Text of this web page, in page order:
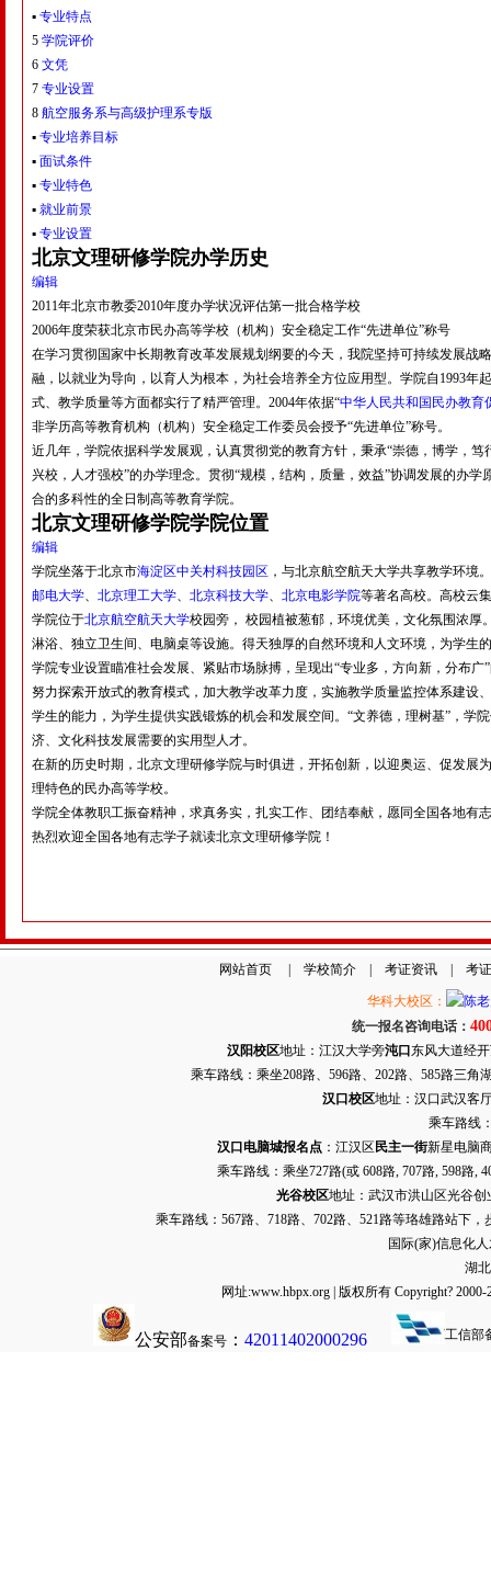
▪ 专业特点
5 学院评价
6 文凭
7 专业设置
8 航空服务系与高级护理系专版
▪ 专业培养目标
▪ 面试条件
▪ 专业特色
▪ 就业前景
▪ 专业设置
北京文理研修学院办学历史
编辑
2011年北京市教委2010年度办学状况评估第一批合格学校
2006年度荣获北京市民办高等学校（机构）安全稳定工作“先进单位”称号
在学习贯彻国家中长期教育改革发展规划纲要的今天，我院坚持可持续发展
融，以就业为导向，以育人为根本，为社会培养全方位应用型。学院自1993
式、教学质量等方面都实行了精严管理。2004年依据“中华人民共和国民办教育
非学历高等教育机构（机构）安全稳定工作委员会授予“先进单位”称号。
近几年，学院依据科学发展观，认真贯彻党的教育方针，秉承“崇德，博学，
兴校，人才强校”的办学理念。贯彻“规模，结构，质量，效益”协调发展的办
合的多科性的全日制高等教育学院。
北京文理研修学院学院位置
编辑
学院坐落于北京市海淀区中关村科技园区 ，与北京航空航天大学共享教学环境
邮电大学、 北京理工大学、 北京科技大学、 北京电影学院等著名高校。高校云
学院位于北京航空航天大学校园旁， 校园植被葱郁，环境优美，文化氛围浓
淋浴、独立卫生间、电脑桌等设施。得天独厚的自然环境和人文环境，为学生
学院专业设置瞄准社会发展、紧贴市场脉搏，呈现出“专业多，方向新，分布
努力探索开放式的教育模式，加大教学改革力度，实施教学质量监控体系建
学生的能力，为学生提供实践锻炼的机会和发展空间。“文养德，理树基”，学
济、文化科技发展需要的实用型人才。
在新的历史时期，北京文理研修学院与时俱进，开拓创新，以迎奥运、促发展
理特色的民办高等学校。
学院全体教职工振奋精神，求真务实，扎实工作、团结奉献，愿同全国各地有
热烈欢迎全国各地有志学子就读北京文理研修学院！
网站首页| 学校简介| 考证资讯| 考
华科大校区：
统一报名咨询电话：
汉阳校区地址：江汉大学旁沌口 东风大道经
乘车路线：乘坐208路、596路、202路、585路三
汉口校区地址：汉口武汉客
乘车路线
汉口电脑城报名点：江汉区 民主一街新星电脑
乘车路线：乘坐727路(或 608路, 707路, 598路,
光谷校区地址：武汉市洪山区光谷创
乘车路线：567路、718路、702路、521路等珞雄路站下
国际(家)信息化
湖
网址:www.hbpx.org | 版权所有 Copyright?
公安部备案号 ： 42011402000296 工信部